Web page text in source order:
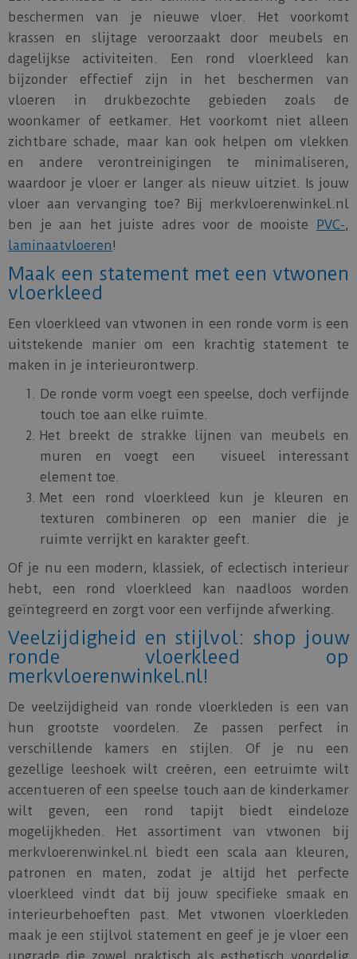
beschermen van je nieuwe vloer. Het voorkomt
krassen en slijtage veroorzaakt door meubels en
dagelijkse activiteiten. Een rond vloerkleed kan
bijzonder effectief zijn in het beschermen van
vloeren in drukbezochte gebieden zoals de
woonkamer of eetkamer. Het voorkomt niet alleen
zichtbare schade, maar kan ook helpen om vlekken
en andere verontreinigingen te minimaliseren,
waardoor je vloer er langer als nieuw uitziet. Is jouw
vloer aan vervanging toe? Bij merkvloerenwinkel.nl
ben je aan het juiste adres voor de mooiste PVC-,
laminaatvloeren !
Maak een statement met een vtwonen
vloerkleed
Een vloerkleed van vtwonen in een ronde vorm is een
uitstekende manier om een krachtig statement te
maken in je interieurontwerp.
De ronde vorm voegt een speelse, doch verfijnde
touch toe aan elke ruimte.
Het breekt de strakke lijnen van meubels en
muren en voegt een visueel interessant
element toe.
Met een rond vloerkleed kun je kleuren en
texturen combineren op een manier die je
ruimte verrijkt en karakter geeft.
Of je nu een modern, klassiek, of eclectisch interieur
hebt, een rond vloerkleed kan naadloos worden
geïntegreerd en zorgt voor een verfijnde afwerking.
Veelzijdigheid en stijlvol: shop jouw
ronde vloerkleed op
merkvloerenwinkel.nl!
De veelzijdigheid van ronde vloerkleden is een van
hun grootste voordelen. Ze passen perfect in
verschillende kamers en stijlen. Of je nu een
gezellige leeshoek wilt creëren, een eetruimte wilt
accentueren of een speelse touch aan de kinderkamer
wilt geven, een rond tapijt biedt eindeloze
mogelijkheden. Het assortiment van vtwonen bij
merkvloerenwinkel.nl biedt een scala aan kleuren,
patronen en maten, zodat je altijd het perfecte
vloerkleed vindt dat bij jouw specifieke smaak en
interieurbehoeften past. Met vtwonen vloerkleden
maak je een stijlvol statement en geef je je vloer een
upgrade die zowel praktisch als esthetisch voordelig